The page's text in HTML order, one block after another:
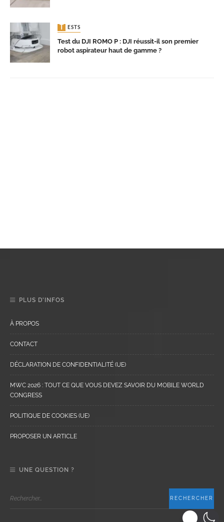
TESTS
Test du DJI ROMO P : DJI réussit-il son premier
robot aspirateur haut de gamme ?
PLUS D’INFOS
À PROPOS
CONTACT
DÉCLARATION DE CONFIDENTIALITÉ (UE)
MWC 2026 : TOUT CE QUE VOUS DEVEZ SAVOIR DU MOBILE WORLD
CONGRESS
POLITIQUE DE COOKIES (UE)
PROPOSER UN ARTICLE
UNE QUESTION ?